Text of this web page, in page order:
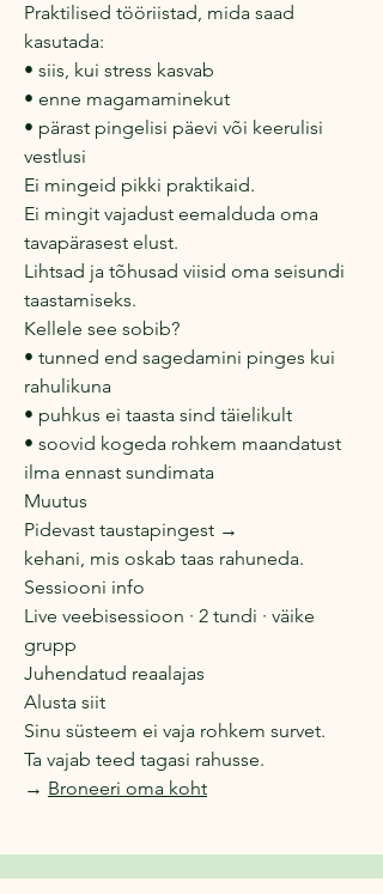
Praktilised tööriistad, mida saad
kasutada:
• siis, kui stress kasvab
• enne magamaminekut
• pärast pingelisi päevi või keerulisi
vestlusi
Ei mingeid pikki praktikaid.
Ei mingit vajadust eemalduda oma
tavapärasest elust.
Lihtsad ja tõhusad viisid oma seisundi
taastamiseks.
Kellele see sobib?
• tunned end sagedamini pinges kui
rahulikuna
• puhkus ei taasta sind täielikult
• soovid kogeda rohkem maandatust
ilma ennast sundimata
Muutus
Pidevast taustapingest →
kehani, mis oskab taas rahuneda.
Sessiooni info
Live veebisessioon · 2 tundi · väike
grupp
Juhendatud reaalajas
Alusta siit
Sinu süsteem ei vaja rohkem survet.
Ta vajab teed tagasi rahusse.
→ Broneeri oma koht